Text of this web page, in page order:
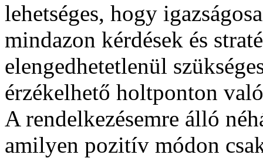
lehetséges, hogy
mindazon kérdések és
elengedhetetlenül
érzékelhető holtponton
A rendelkezésemre álló
amilyen pozitív módon